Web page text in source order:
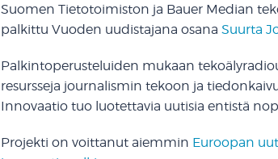
Suomen Tietotoimiston ja Bauer Median
palkittu Vuoden uudistajana osana Suurta
Palkintoperusteluiden mukaan
resursseja journalismin tekoon ja
Innovaatio tuo luotettavia uutisia entistä
Projekti on voittanut aiemmin Euroopan